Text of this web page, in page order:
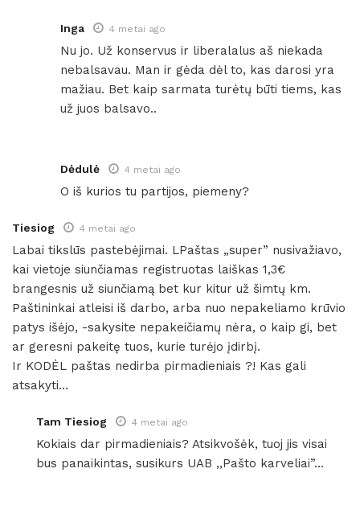
Inga 4 metai ago
Nu jo. Už konservus ir liberalalus aš niekada
nebalsavau. Man ir gėda dėl to, kas darosi yra
mažiau. Bet kaip sarmata turėtų būti tiems, kas
už juos balsavo..
Dėdulė 4 metai ago
O iš kurios tu partijos, piemeny?
Tiesiog 4 metai ago
Labai tikslūs pastebėjimai. LPaštas „super” nusivažiavo,
kai vietoje siunčiamas registruotas laiškas 1,3€
brangesnis už siunčiamą bet kur kitur už šimtų km.
Paštininkai atleisi iš darbo, arba nuo nepakeliamo krūvio
patys išėjo, -sakysite nepakeičiamų nėra, o kaip gi, bet
ar geresni pakeitę tuos, kurie turėjo įdirbį.
Ir KODĖL paštas nedirba pirmadieniais ?! Kas gali
atsakyti…
Tam Tiesiog 4 metai ago
Kokiais dar pirmadieniais? Atsikvošėk, tuoj jis visai
bus panaikintas, susikurs UAB ,,Pašto karveliai”…